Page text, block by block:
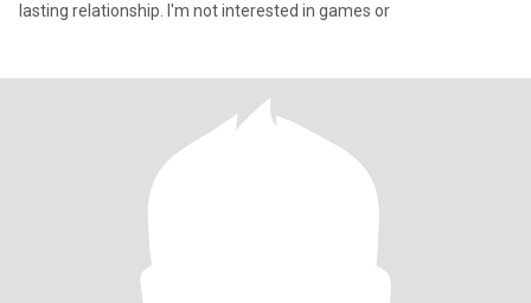
lasting relationship. I'm not interested in games or